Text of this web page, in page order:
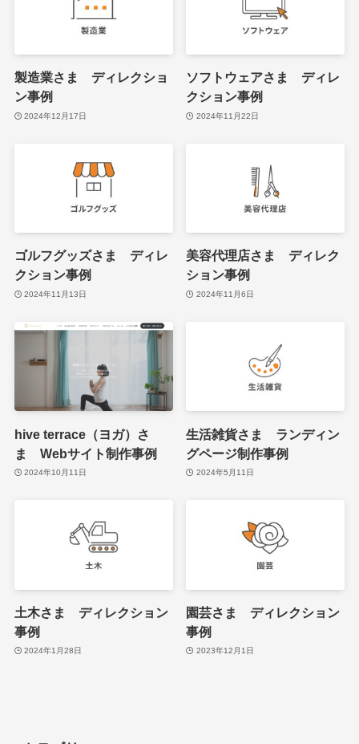
製造業さま ディレクショ
ン事例
2024年12月17日
ソフトウェアさま ディレ
クション事例
2024年11月22日
ゴルフグッズさま ディレ
クション事例
2024年11月13日
美容代理店さま ディレク
ション事例
2024年11月6日
hive terrace（ヨガ）さ
ま Webサイト制作事例
2024年10月11日
生活雑貨さま ランディン
グページ制作事例
2024年5月11日
土木さま ディレクション
事例
2024年1月28日
園芸さま ディレクション
事例
2023年12月1日